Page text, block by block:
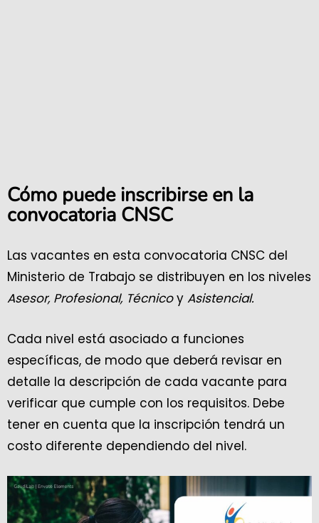
Cómo puede inscribirse en la
convocatoria CNSC
Las vacantes en esta convocatoria CNSC del
Ministerio de Trabajo se distribuyen en los niveles
Asesor, Profesional, Técnicoy Asistencial.
Cada nivel está asociado a funciones
específicas, de modo que deberá revisar en
detalle la descripción de cada vacante para
verificar que cumple con los requisitos. Debe
tener en cuenta que la inscripción tendrá un
costo diferente dependiendo del nivel.